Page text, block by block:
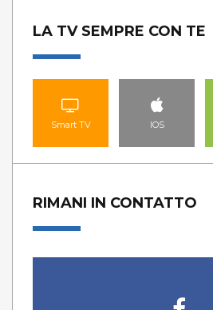
LA TV SEMPRE CON TE
Smart TV IOS
RIMANI IN CONTATTO